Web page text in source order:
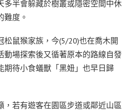
多半會躲藏於樹叢或隱密空間中休
難度。
松鼠猴家族，今(5/20)也在喬木開
動場探索後又循著原本的路線自發
期待小食蟻獸「黑妞」也早日歸
，若有遊客在園區步道或鄰近山區